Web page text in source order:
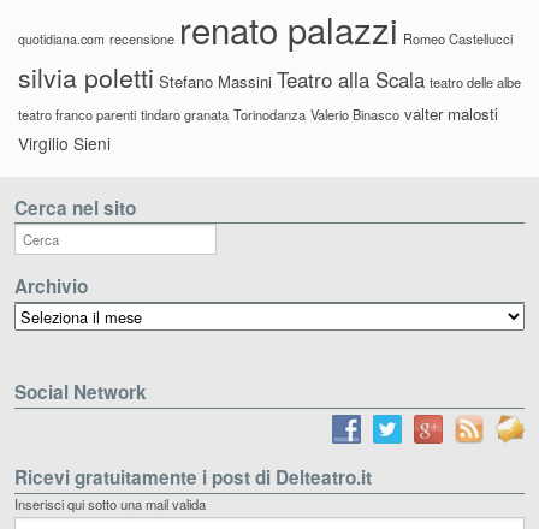
quotidiana.com recensione renato palazzi Romeo Castellucci
silvia poletti Stefano Massini Teatro alla Scala teatro delle albe
teatro franco parenti tindaro granata Torinodanza Valerio Binasco valter malosti
Virgilio Sieni
Cerca nel sito
Archivio
Archivio
Social Network
Ricevi gratuitamente i post di Delteatro.it
Inserisci qui sotto una mail valida